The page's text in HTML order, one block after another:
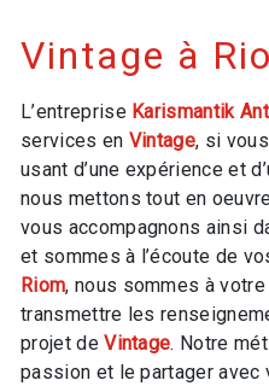
Vintage à
L’entreprise Karismantik
services en Vintage, si
usant d’une expérience et
nous mettons tout en
vous accompagnons ainsi
et sommes à l’écoute de
Riom, nous sommes à
transmettre les
projet deVintage. Notre
passion et le partager